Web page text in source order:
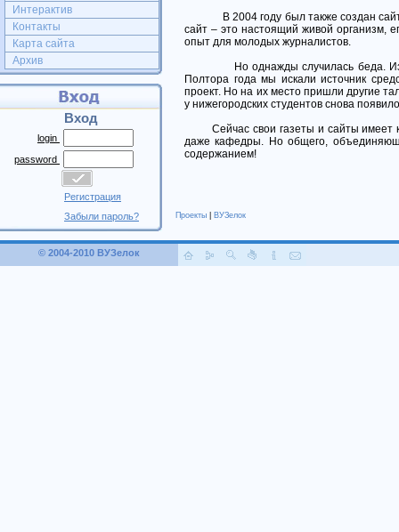
Интерактив
Контакты
Карта сайта
Архив
Вход
login
password
Регистрация
Забыли пароль?
В 2004 году был также создан сайт,
сайт – это настоящий живой организм,
опыт для молодых журналистов.
Но однажды случилась беда. Из-за
Полтора года мы искали источник
проект. Но на их место пришли другие
у нижегородских студентов снова
Сейчас свои газеты и сайты имеет
даже кафедры. Но общего,
содержанием!
Проекты ВУЗелок
© 2004-2010 ВУЗелок